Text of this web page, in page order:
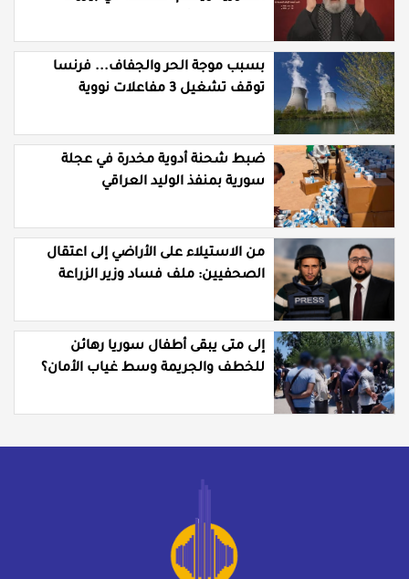
بسبب موجة الحر والجفاف... فرنسا
توقف تشغيل 3 مفاعلات نووية
ضبط شحنة أدوية مخدرة في عجلة
سورية بمنفذ الوليد العراقي
من الاستيلاء على الأراضي إلى اعتقال
الصحفيين: ملف فساد وزير الزراعة
إلى متى يبقى أطفال سوريا رهائن
للخطف والجريمة وسط غياب الأمان؟